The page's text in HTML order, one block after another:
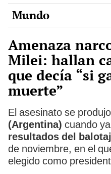
Mundo
Amenaza
Milei: hallan
que decía “si
muerte”
El asesinato se
(Argentina) cuando
resultados del
de noviembre, en el
elegido como